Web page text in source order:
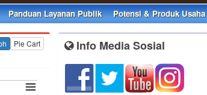
Panduan Layanan Publik Potensi & Produk Usaha
Pie Cart Info Media Sosial